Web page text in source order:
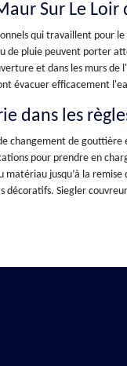
Sur Le Loir
qui travaillent pour
de pluie peuvent porter
et dans les murs
évacuer efficacement
dans les
changement de gouttière
pour prendre en
matériau jusqu’à la
décoratifs. Siegler